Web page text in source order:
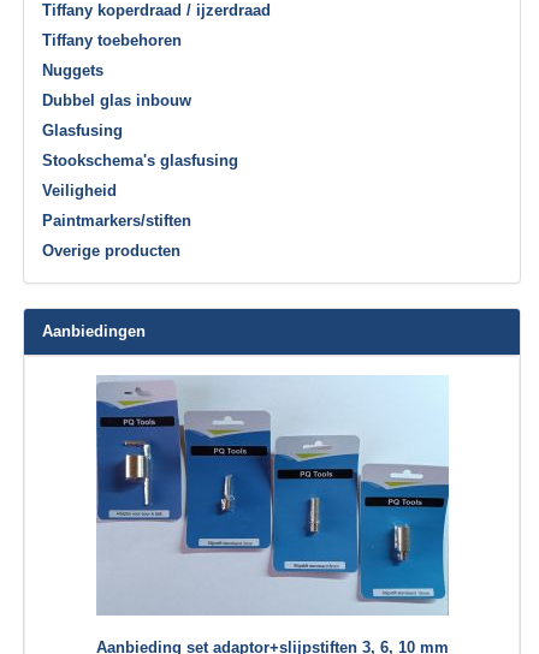
Tiffany koperdraad / ijzerdraad
Tiffany toebehoren
Nuggets
Dubbel glas inbouw
Glasfusing
Stookschema's glasfusing
Veiligheid
Paintmarkers/stiften
Overige producten
Aanbiedingen
Aanbieding set adaptor+slijpstiften 3, 6, 10 mm